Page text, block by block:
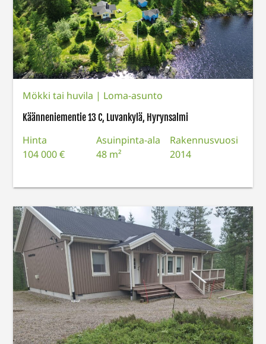
Mökki tai huvila | Loma-asunto
Käänneniementie 13 C, Luvankylä, Hyrynsalmi
Hinta
104 000 €
Asuinpinta-ala
48 m²
Rakennusvuosi
2014